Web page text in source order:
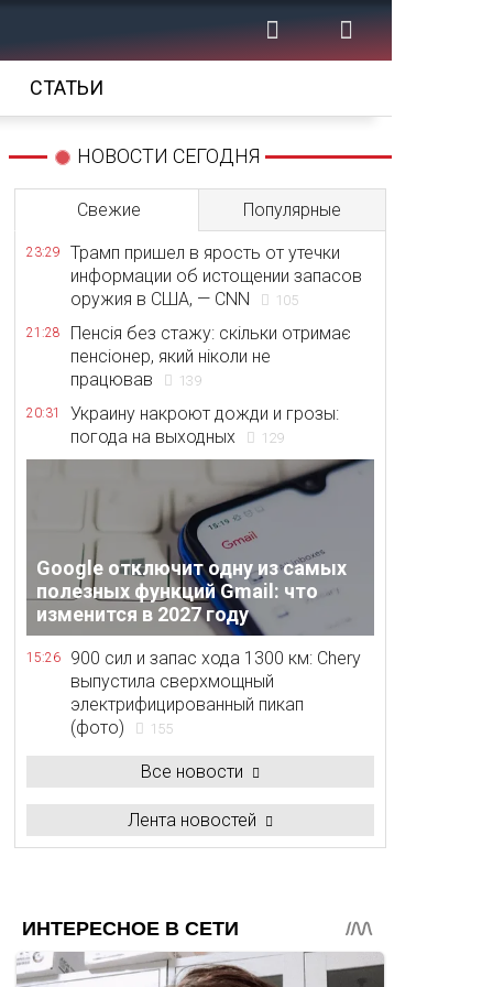
СТАТЬИ
НОВОСТИ СЕГОДНЯ
Свежие Популярные
23:29
Трамп пришел в ярость от утечки
информации об истощении запасов
оружия в США, — CNN
105
21:28
Пенсія без стажу: скільки отримає
пенсіонер, який ніколи не
працював
139
20:31
Украину накроют дожди и грозы:
погода на выходных
129
Google отключит одну из самых
полезных функций Gmail: что
изменится в 2027 году
15:26
900 сил и запас хода 1300 км: Chery
выпустила сверхмощный
электрифицированный пикап
(фото)
155
Все новости
Лента новостей